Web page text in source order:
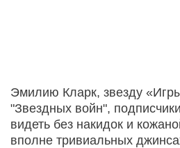
Эмилию Кларк, звезду
"Звездных войн",
видеть без накидок и
вполне тривиальных